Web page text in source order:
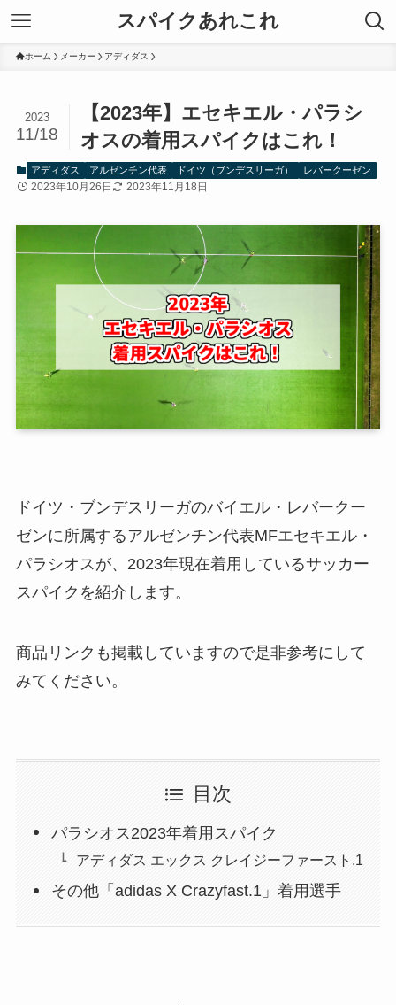
スパイクあれこれ
ホーム メーカー アディダス
【2023年】エセキエル・パラシ
オスの着用スパイクはこれ！
2023
11/18
アディダス アルゼンチン代表 ドイツ（ブンデスリーガ） レバークーゼン
2023年10月26日 2023年11月18日
ドイツ・ブンデスリーガのバイエル・レバークー
ゼンに所属するアルゼンチン代表MFエセキエル・
パラシオスが、2023年現在着用しているサッカー
スパイクを紹介します。
商品リンクも掲載していますので是非参考にして
みてください。
目次
パラシオス2023年着用スパイク
アディダス エックス クレイジーファースト.1
その他「adidas X Crazyfast.1」着用選手